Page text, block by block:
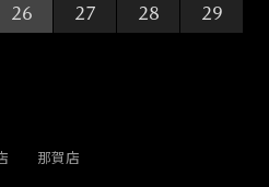
26 27 28
29
那賀店